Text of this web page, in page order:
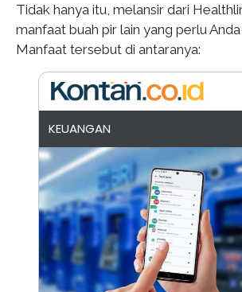
Tidak hanya itu, melansir dari
manfaat buah pir lain yang perlu
Manfaat tersebut di antaranya:
KEUANGAN